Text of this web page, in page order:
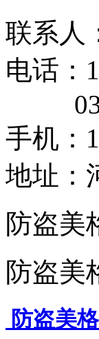
联系人
电话：
手机：
地址：
防盗美
防盗美
防盗美